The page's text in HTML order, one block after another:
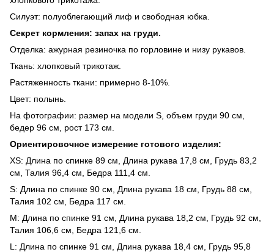
Силуэт: полуоблегающий лиф и свободная юбка.
Секрет кормления: запах на груди.
Отделка: ажурная резиночка по горловине и низу рукавов.
Ткань: хлопковый трикотаж.
Растяженность ткани: примерно 8-10%.
Цвет: полынь.
На фотографии: размер на модели S, объем груди 90 см,
бедер 96 см, рост 173 см.
Ориентировочное измерение готового изделия:
XS: Длина по спинке 89 см, Длина рукава 17,8 см, Грудь 83,2
см, Талия 96,4 см, Бедра 111,4 см.
S: Длина по спинке 90 см, Длина рукава 18 см, Грудь 88 см,
Талия 102 см, Бедра 117 см.
M: Длина по спинке 91 см, Длина рукава 18,2 см, Грудь 92 см,
Талия 106,6 см, Бедра 121,6 см.
L: Длина по спинке 91 см, Длина рукава 18,4 см, Грудь 95,8